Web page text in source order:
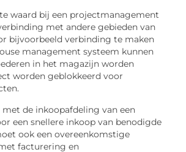
waard bij een projectmanagement
met andere gebieden van
bijvoorbeeld verbinding te maken
management systeem kunnen
in het magazijn worden
worden geblokkeerd voor
met de inkoopafdeling van een
een snellere inkoop van benodigde
ook een overeenkomstige
facturering en